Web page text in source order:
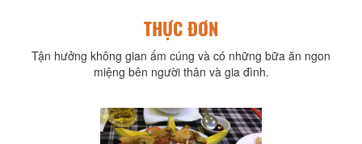
THỰC ĐƠN
Tận hưởng không gian ấm cúng và có những bữa ăn ngon
miệng bên người thân và gia đình.